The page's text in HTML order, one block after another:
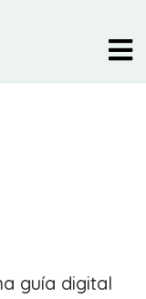
guía digital